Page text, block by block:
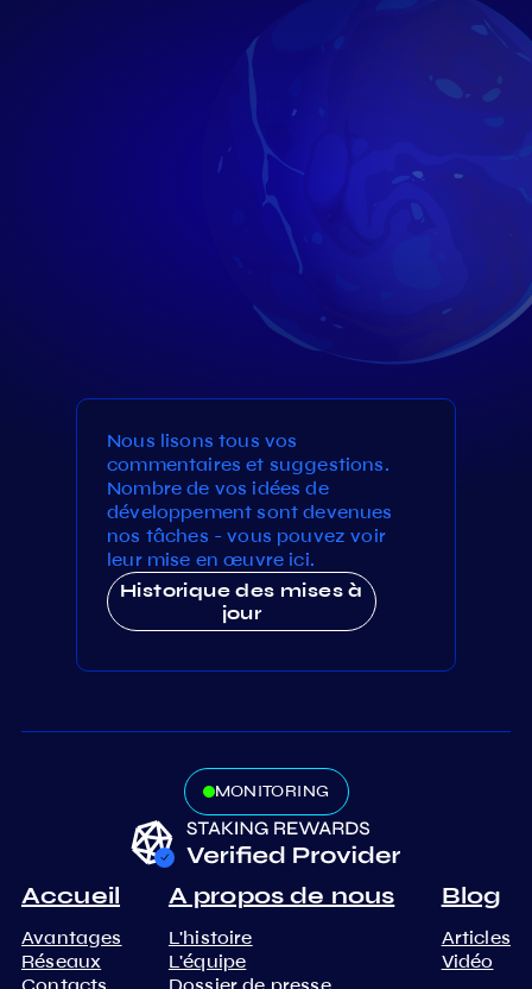
Nous lisons tous vos
commentaires et suggestions.
Nombre de vos idées de
développement sont devenues
nos tâches - vous pouvez voir
leur mise en œuvre ici.
Historique des mises à
jour
MONITORING
Accueil
Avantages
Réseaux
A propos de nous
L'histoire
L'équipe
Blog
Articles
Vidéo